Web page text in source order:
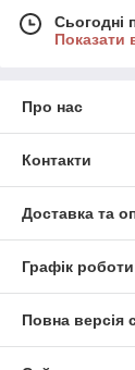
Сьогодні
Показати
Про нас
Контакти
Доставка та
Графік роботи
Повна версія